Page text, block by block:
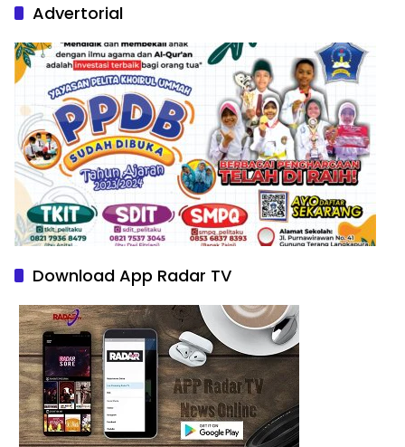
Advertorial
Download App Radar TV